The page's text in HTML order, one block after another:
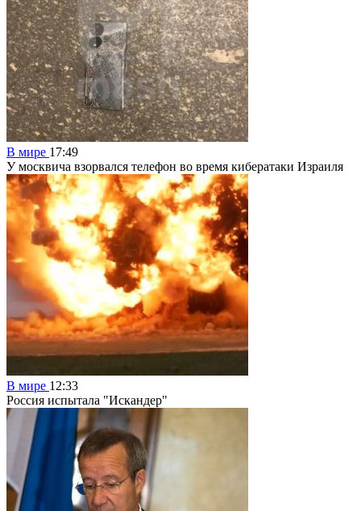
В мире 17:49
У москвича взорвался телефон во время кибератаки Израиля
В мире 12:33
Россия испытала "Искандер"